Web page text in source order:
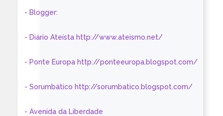
- Blogger:
- Diário Ateísta http://www.ateismo.net/
- Ponte Europa http://ponteeuropa.blogspot.com/
- Sorumbático http://sorumbatico.blogspot.com/
- Avenida da Liberdade